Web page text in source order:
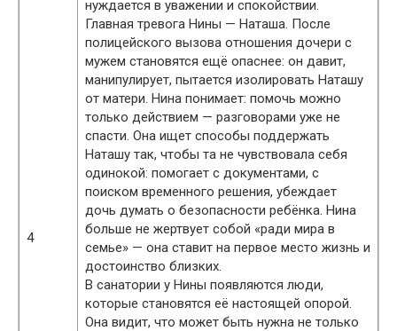
4
нуждается в уважении и спокойствии.
Главная тревога Нины — Наташа. После
полицейского вызова отношения дочери с
мужем становятся ещё опаснее: он давит,
манипулирует, пытается изолировать Наташу
от матери. Нина понимает: помочь можно
только действием — разговорами уже не
спасти. Она ищет способы поддержать
Наташу так, чтобы та не чувствовала себя
одинокой: помогает с документами, с
поиском временного решения, убеждает
дочь думать о безопасности ребёнка. Нина
больше не жертвует собой «ради мира в
семье» — она ставит на первое место жизнь и
достоинство близких.
В санатории у Нины появляются люди,
которые становятся её настоящей опорой.
Она видит, что может быть нужна не только